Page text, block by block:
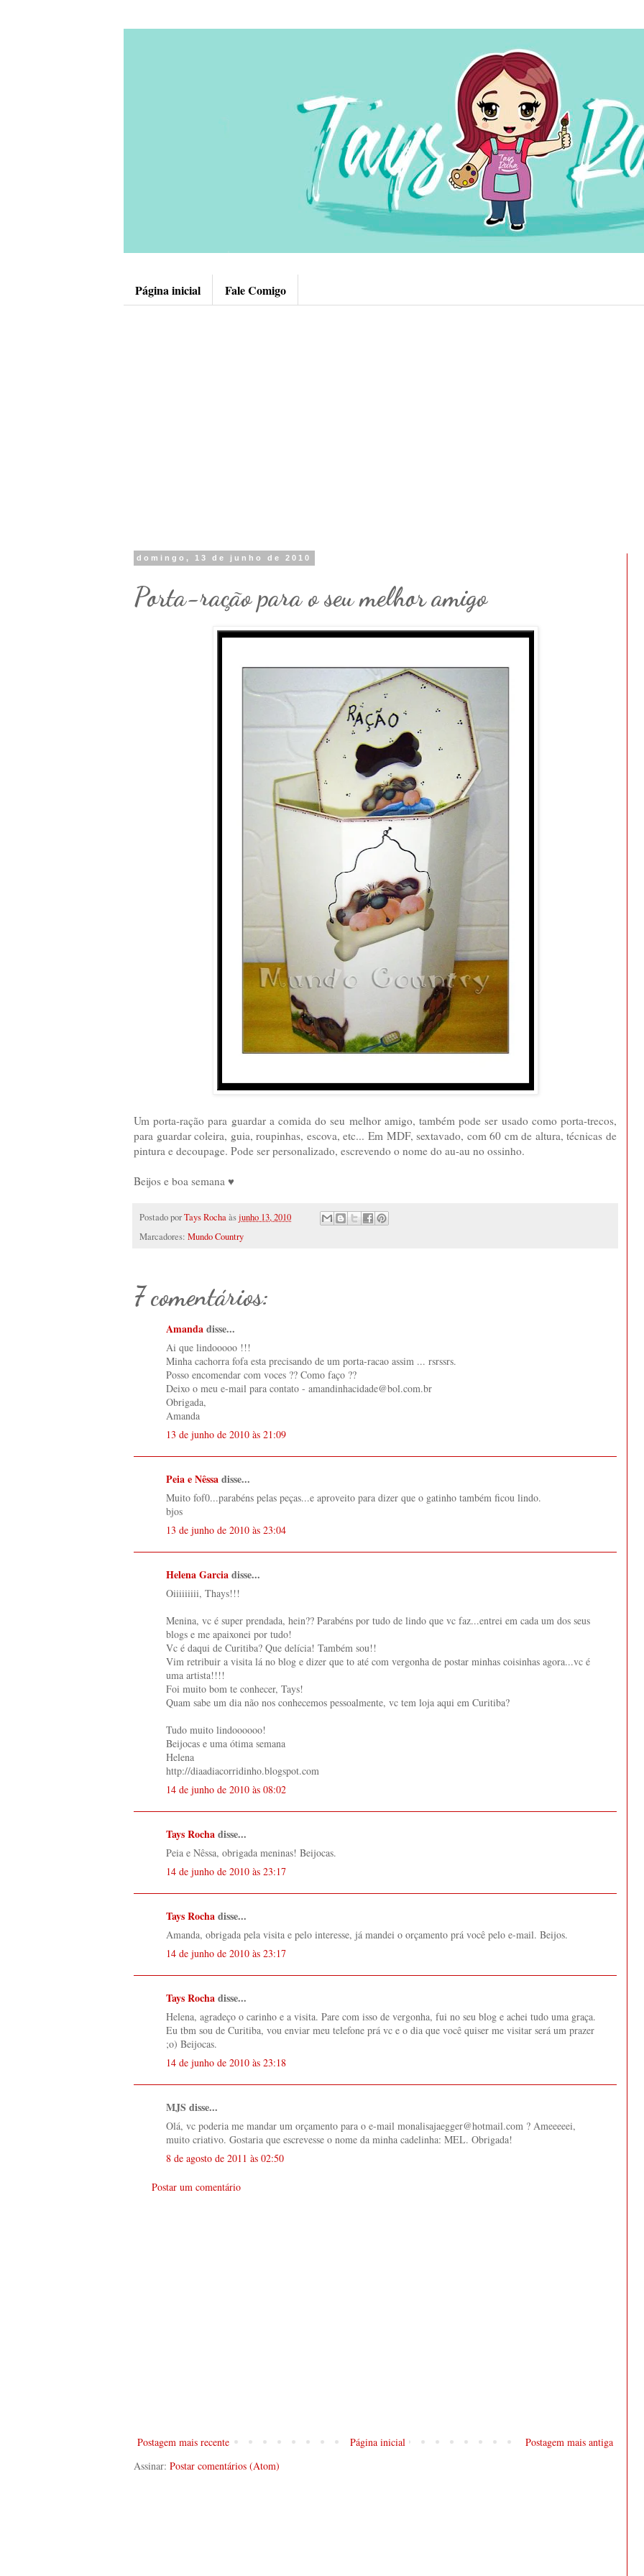
Página inicial Fale Comigo
domingo, 13 de junho de 2010
Porta-ração para o seu melhor amigo
Um porta-ração para guardar a comida do seu melhor amigo, também pode ser usado como porta-trecos,
para guardar coleira, guia, roupinhas, escova, etc... Em MDF, sextavado, com 60 cm de altura, técnicas de
pintura e decoupage. Pode ser personalizado, escrevendo o nome do au-au no ossinho.
Beijos e boa semana ♥
Postado porTays Rochaàsjunho 13, 2010
Marcadores: Mundo Country
7 comentários:
Amandadisse...
Ai que lindooooo !!!
Minha cachorra fofa esta precisando de um porta-racao assim ... rsrssrs.
Posso encomendar com voces ?? Como faço ??
Deixo o meu e-mail para contato - amandinhacidade@bol.com.br
Obrigada,
Amanda
13 de junho de 2010 às 21:09
Peia e Nêssadisse...
Muito fof0...parabéns pelas peças...e aproveito para dizer que o gatinho também ficou lindo.
bjos
13 de junho de 2010 às 23:04
Helena Garciadisse...
Oiiiiiiiii, Thays!!!
Menina, vc é super prendada, hein?? Parabéns por tudo de lindo que vc faz...entrei em cada um dos seus
blogs e me apaixonei por tudo!
Vc é daqui de Curitiba? Que delícia! Também sou!!
Vim retribuir a visita lá no blog e dizer que to até com vergonha de postar minhas coisinhas agora...vc é
uma artista!!!!
Foi muito bom te conhecer, Tays!
Quam sabe um dia não nos conhecemos pessoalmente, vc tem loja aqui em Curitiba?
Tudo muito lindoooooo!
Beijocas e uma ótima semana
Helena
http://diaadiacorridinho.blogspot.com
14 de junho de 2010 às 08:02
Tays Rochadisse...
Peia e Nêssa, obrigada meninas! Beijocas.
14 de junho de 2010 às 23:17
Tays Rochadisse...
Amanda, obrigada pela visita e pelo interesse, já mandei o orçamento prá você pelo e-mail. Beijos.
14 de junho de 2010 às 23:17
Tays Rochadisse...
Helena, agradeço o carinho e a visita. Pare com isso de vergonha, fui no seu blog e achei tudo uma graça.
Eu tbm sou de Curitiba, vou enviar meu telefone prá vc e o dia que você quiser me visitar será um prazer
;o) Beijocas.
14 de junho de 2010 às 23:18
MJS disse...
Olá, vc poderia me mandar um orçamento para o e-mail monalisajaegger@hotmail.com ? Ameeeeei,
muito criativo. Gostaria que escrevesse o nome da minha cadelinha: MEL. Obrigada!
8 de agosto de 2011 às 02:50
Postar um comentário
Postagem mais recente Postagem mais antiga
Página inicial
Assinar: Postar comentários (Atom)